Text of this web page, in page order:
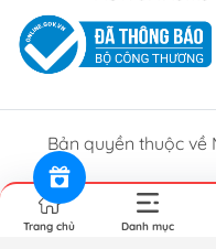
Bản quyền thuộc về
Trang chủ Danh mục